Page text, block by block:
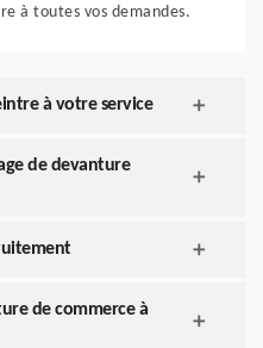
à toutes vos demandes.
à votre service
de devanture
de commerce à